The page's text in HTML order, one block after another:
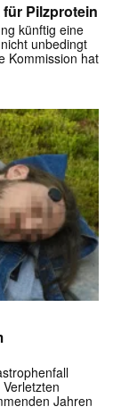
Pilzprotein
künftig eine
unbedingt
Kommission hat
Jahren